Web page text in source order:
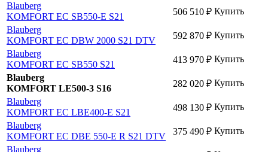
Blauberg
KOMFORT EC SB550-E S21
506 510 ₽ Купить
Blauberg
KOMFORT EC DBW 2000 S21 DTV
592 870 ₽ Купить
Blauberg
KOMFORT EC SB550 S21
413 970 ₽ Купить
Blauberg
KOMFORT LE500-3 S16
282 020 ₽ Купить
Blauberg
KOMFORT EC LBE400-E S21
498 130 ₽ Купить
Blauberg
KOMFORT EC DBE 550-E R S21 DTV
375 490 ₽ Купить
Blauberg